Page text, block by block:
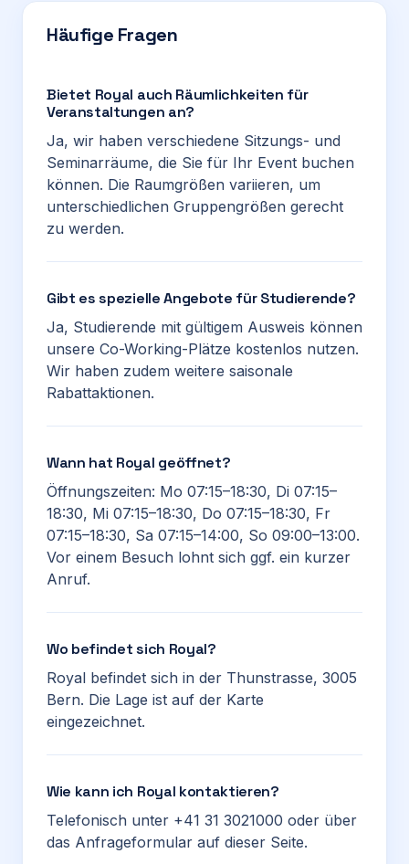
Häufige Fragen
Bietet Royal auch Räumlichkeiten für
Veranstaltungen an?
Ja, wir haben verschiedene Sitzungs- und
Seminarräume, die Sie für Ihr Event buchen
können. Die Raumgrößen variieren, um
unterschiedlichen Gruppengrößen gerecht
zu werden.
Gibt es spezielle Angebote für Studierende?
Ja, Studierende mit gültigem Ausweis können
unsere Co-Working-Plätze kostenlos nutzen.
Wir haben zudem weitere saisonale
Rabattaktionen.
Wann hat Royal geöffnet?
Öffnungszeiten: Mo 07:15–18:30, Di 07:15–
18:30, Mi 07:15–18:30, Do 07:15–18:30, Fr
07:15–18:30, Sa 07:15–14:00, So 09:00–13:00.
Vor einem Besuch lohnt sich ggf. ein kurzer
Anruf.
Wo befindet sich Royal?
Royal befindet sich in der Thunstrasse, 3005
Bern. Die Lage ist auf der Karte
eingezeichnet.
Wie kann ich Royal kontaktieren?
Telefonisch unter +41 31 3021000 oder über
das Anfrageformular auf dieser Seite.